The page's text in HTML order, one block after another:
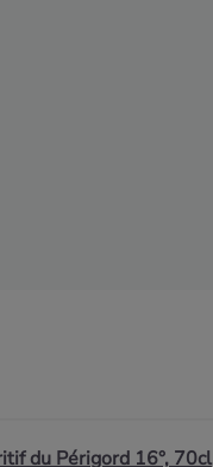
du Périgord 16°, 70cl